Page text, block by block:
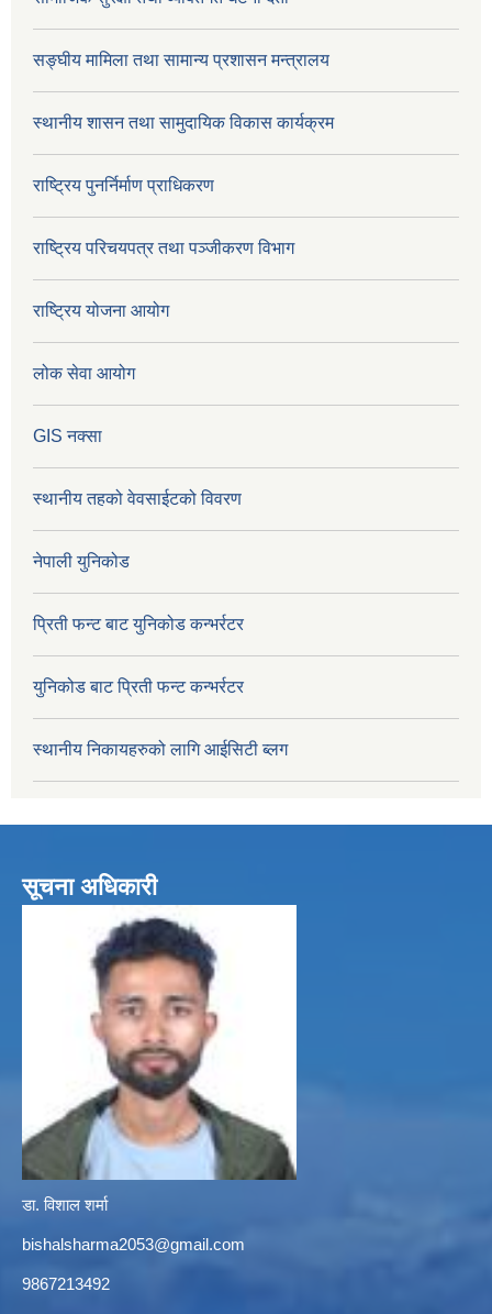
सङ्घीय मामिला तथा सामान्य प्रशासन मन्त्रालय
स्थानीय शासन तथा सामुदायिक विकास कार्यक्रम
राष्ट्रिय पुनर्निर्माण प्राधिकरण
राष्ट्रिय परिचयपत्र तथा पञ्जीकरण विभाग
राष्ट्रिय योजना आयोग
लोक सेवा आयोग
GIS नक्सा
स्थानीय तहको वेवसाईटको विवरण
नेपाली युनिकोड
प्रिती फन्ट बाट युनिकोड कन्भर्रटर
युनिकोड बाट प्रिती फन्ट कन्भर्रटर
स्थानीय निकायहरुको लागि आईसिटी ब्लग
सूचना अधिकारी
डा. विशाल शर्मा
bishalsharma2053@gmail.com
9867213492